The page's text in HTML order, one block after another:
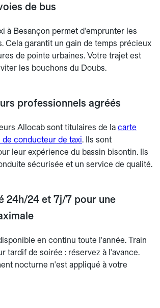
de bus
à Besançon permet d'emprunter les
Cela garantit un gain de temps précieux
de pointe urbaines. Votre trajet est
les bouchons du Doubs.
professionnels agréés
Allocab sont titulaires de la carte
conducteur de taxi. Ils sont
leur expérience du bassin bisontin. Ils
sécurisée et un service de qualité.
24h/24 et 7j/7 pour une
en continu toute l'année. Train
tardif de soirée : réservez à l'avance.
nocturne n'est appliqué à votre